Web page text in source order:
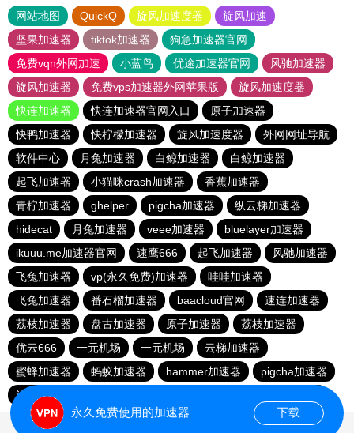
网站地图 QuickQ 旋风加速度器
旋风加速
坚果加速器
tiktok加速器
狗急加速器官网
免费vqn外网加速
小蓝鸟 优途加速器官网
风驰加速器
旋风加速器
免费vps加速器外网苹果版
旋风加速度器
快连加速器
快连加速器官网入口
原子加速器
快鸭加速器
快柠檬加速器 旋风加速度器
外网网址导航
软件中心
月兔加速器 白鲸加速器
白鲸加速器
起飞加速器
小猫咪crash加速器
香蕉加速器
青柠加速器
ghelper pigcha加速器
纵云梯加速器
hidecat
月兔加速器 veee加速器
bluelayer加速器
ikuuu.me加速器官网
速鹰666 起飞加速器
风驰加速器
飞兔加速器
vp(永久免费)加速器
哇哇加速器
飞兔加速器
番石榴加速器 baacloud官网
速连加速器
荔枝加速器
盘古加速器 原子加速器
荔枝加速器
优云666
一元机场 一元机场
云梯加速器
蜜蜂加速器
蚂蚁加速器 hammer加速器
pigcha加速器
泡泡狗加速器
永久免费使用的加速器 下载